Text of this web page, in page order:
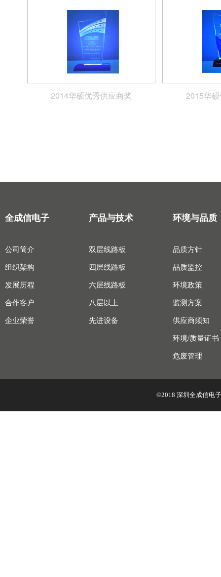
2014华硕优秀供应商奖 2015华
全成信电子
公司简介
组织架构
发展历程
合作客户
企业荣誉
产品与技术
双层线路板
四层线路板
六层线路板
八层以上
先进设备
环境与品质
品质方针
品质监控
环境政策
监测方案
供应商须知
环境/质量证书
危废管理
©2018 深圳全成信电